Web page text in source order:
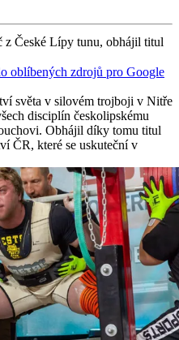
z České Lípy tunu, obhájil titul
oblíbených zdrojů pro Google
světa v silovém trojboji v Nitře
disciplín českolipskému
Obhájil díky tomu titul
ČR, které se uskuteční v